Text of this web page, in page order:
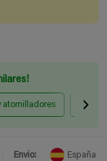
atornilladores
Envio: España